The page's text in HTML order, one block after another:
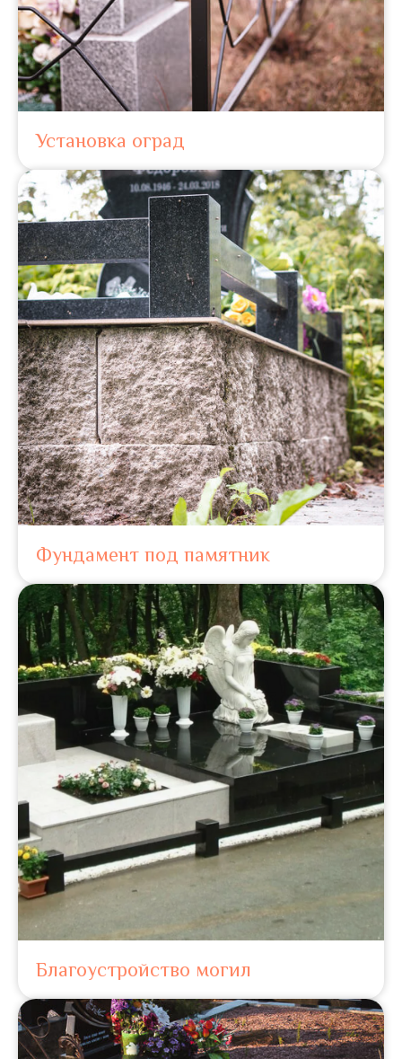
Установка оград
Фундамент под памятник
Благоустройство могил